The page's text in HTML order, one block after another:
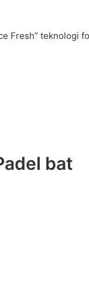
Fresh” teknologi
bat